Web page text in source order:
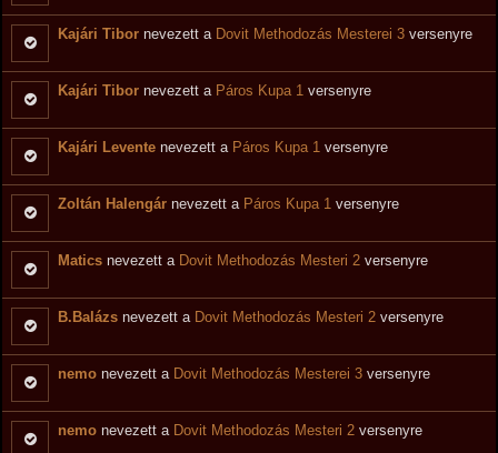
Kajári Tibor nevezett a Dovit Methodozás Mesterei 3 versenyre
Kajári Tibor nevezett a Páros Kupa 1 versenyre
Kajári Levente nevezett a Páros Kupa 1 versenyre
Zoltán Halengár nevezett a Páros Kupa 1 versenyre
Matics nevezett a Dovit Methodozás Mesteri 2 versenyre
B.Balázs nevezett a Dovit Methodozás Mesteri 2 versenyre
nemo nevezett a Dovit Methodozás Mesterei 3 versenyre
nemo nevezett a Dovit Methodozás Mesteri 2 versenyre